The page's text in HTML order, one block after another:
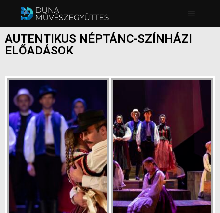
AUTENTIKUS NÉPTÁNC-SZÍNHÁZI
ELŐADÁSOK